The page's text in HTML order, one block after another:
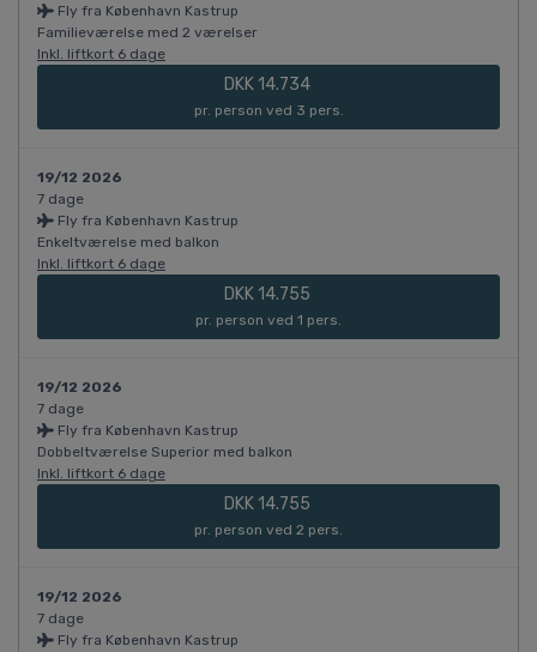
Fly fra København Kastrup
Familieværelse med 2 værelser
Inkl. liftkort 6 dage
DKK 14.734
pr. person ved 3 pers.
19/12 2026
7 dage
Fly fra København Kastrup
Enkeltværelse med balkon
Inkl. liftkort 6 dage
DKK 14.755
pr. person ved 1 pers.
19/12 2026
7 dage
Fly fra København Kastrup
Dobbeltværelse Superior med balkon
Inkl. liftkort 6 dage
DKK 14.755
pr. person ved 2 pers.
19/12 2026
7 dage
Fly fra København Kastrup